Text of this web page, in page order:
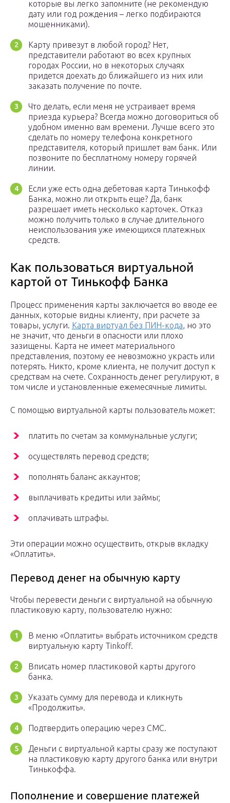
которые вы легко запомните (не рекомендую
дату или год рождения – легко подбираются
мошенниками).
Карту привезут в любой город? Нет,
представители работают во всех крупных
городах России, но в некоторых случаях
придется доехать до ближайшего из них или
заказать получение по почте.
Что делать, если меня не устраивает время
приезда курьера? Всегда можно договориться об
удобном именно вам времени. Лучше всего это
сделать по номеру телефона конкретного
представителя, который пришлет вам банк. Или
позвоните по бесплатному номеру горячей
линии.
Если уже есть одна дебетовая карта Тинькофф
Банка, можно ли открыть еще? Да, банк
разрешает иметь несколько карточек. Отказ
можно получить только в случае длительного
неиспользования уже имеющихся платежных
средств.
Как пользоваться виртуальной
картой от Тинькофф Банка
Процесс применения карты заключается во вводе ее
данных, которые видны клиенту, при расчете за
товары, услуги. Карта виртуал без ПИН-кода, но это
не значит, что деньги в опасности или плохо
зазищены. Карта не имеет материального
представления, поэтому ее невозможно украсть или
потерять. Никто, кроме клиента, не получит доступ к
средствам на счете. Сохранность денег регулируют, в
том числе и установленные ежемесячные лимиты.
С помощью виртуальной карты пользователь может:
платить по счетам за коммунальные услуги;
осуществлять перевод средств;
пополнять баланс аккаунтов;
выплачивать кредиты или займы;
оплачивать штрафы.
Эти операции можно осуществить, открыв вкладку
«Оплатить».
Перевод денег на обычную карту
Чтобы перевести деньги с виртуальной на обычную
пластиковую карту, пользователю нужно:
В меню «Оплатить» выбрать источником средств
виртуальную карту Tinkoff.
Вписать номер пластиковой карты другого
банка.
Указать сумму для перевода и кликнуть
«Продолжить».
Подтвердить операцию через СМС.
Деньги с виртуальной карты сразу же поступают
на пластиковую карту другого банка или внутри
Тинькоффа.
Пополнение и совершение платежей